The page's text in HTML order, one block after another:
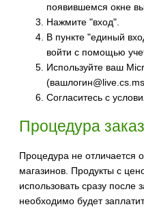
появившемся окне
Нажмите "вход".
В пункте "единый
войти с помощью
Используйте ваш
Согласитесь с
Процедура
Процедура не отличается
магазинов. Продукты с
использовать сразу после
необходимо будет